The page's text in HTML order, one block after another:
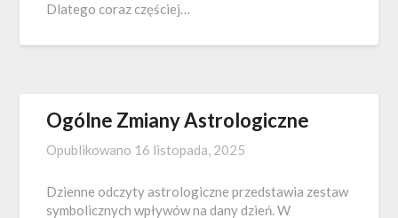
Dlatego coraz częściej…
Ogólne Zmiany Astrologiczne
Opublikowano 16 listopada, 2025
Dzienne odczyty astrologiczne przedstawia zestaw
symbolicznych wpływów na dany dzień. W